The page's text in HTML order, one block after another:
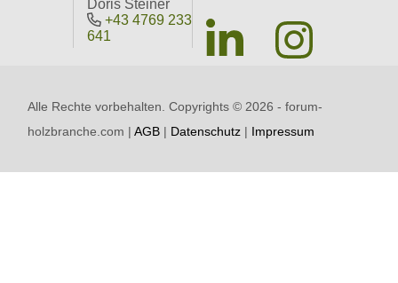
Doris Steiner
+43 4769 233
641
Alle Rechte vorbehalten. Copyrights ©2026 - forum-
holzbranche.com |AGB | Datenschutz | Impressum